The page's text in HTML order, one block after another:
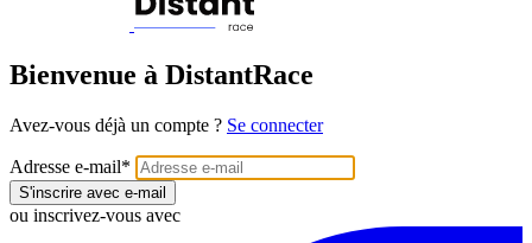
Bienvenue à DistantRace
Avez-vous déjà un compte ? Se connecter
Adresse e-mail*
S'inscrire avec e-mail
ou inscrivez-vous avec